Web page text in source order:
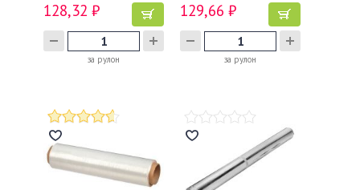
128,32 ₽
за рулон
129,66 ₽
за рулон